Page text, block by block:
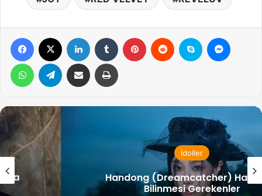
Facebook LinkedIn Tumblr Pinterest Reddit Skype
WhatsAppTelegram Email ile gönder Yazdır
İdoller
Handong (Dreamcatcher) Hakkında
Bilinmesi Gerekenler